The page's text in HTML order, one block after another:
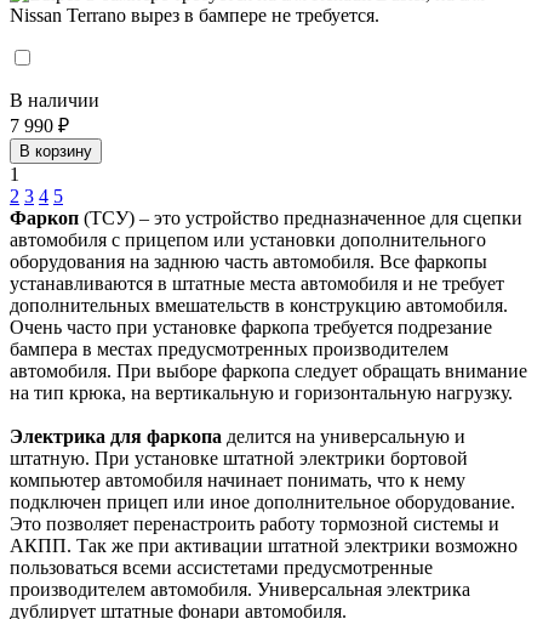
В наличии
7 990 ₽
В корзину
1
2 3 4 5
Фаркоп (ТСУ) – это устройство предназначенное для сцепки
автомобиля с прицепом или установки дополнительного
оборудования на заднюю часть автомобиля. Все фаркопы
устанавливаются в штатные места автомобиля и не требует
дополнительных вмешательств в конструкцию автомобиля.
Очень часто при установке фаркопа требуется подрезание
бампера в местах предусмотренных производителем
автомобиля. При выборе фаркопа следует обращать внимание
на тип крюка, на вертикальную и горизонтальную нагрузку.
Электрика для фаркопа делится на универсальную и
штатную. При установке штатной электрики бортовой
компьютер автомобиля начинает понимать, что к нему
подключен прицеп или иное дополнительное оборудование.
Это позволяет перенастроить работу тормозной системы и
АКПП. Так же при активации штатной электрики возможно
пользоваться всеми ассистетами предусмотренные
производителем автомобиля. Универсальная электрика
дублирует штатные фонари автомобиля.